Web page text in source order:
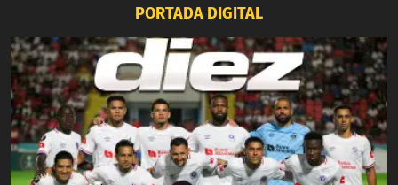
PORTADA DIGITAL